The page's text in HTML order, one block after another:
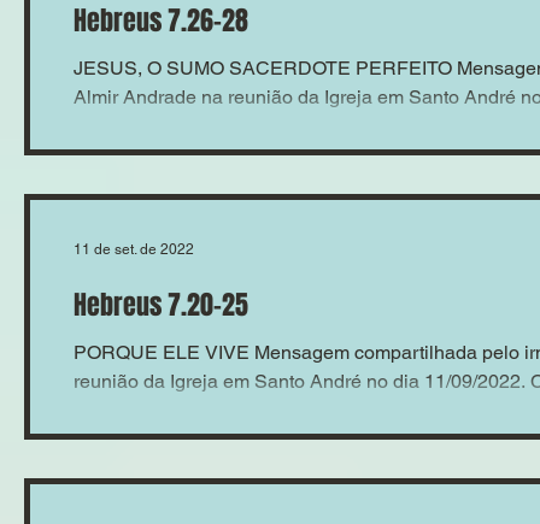
Hebreus 7.26-28
JESUS, O SUMO SACERDOTE PERFEITO
Almir Andrade na reunião da Igreja em Santo André
Hebreus 7.20-25
PORQUE ELE VIVE Mensagem compartilhada pelo
reunião da Igreja em Santo André no dia 11/09/2022.
11 de set. de 2022